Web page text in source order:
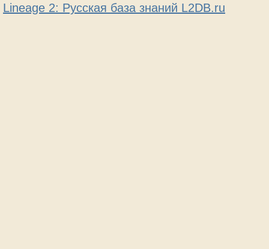
Lineage 2: Русская база знаний L2DB.ru